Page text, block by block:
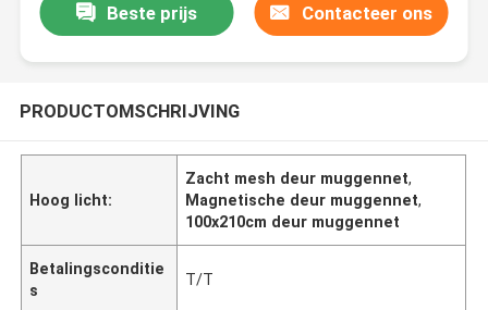
Beste prijs Contacteer ons
PRODUCTOMSCHRIJVING
Hoog licht:
Zacht mesh deur muggennet,
Magnetische deur muggennet,
100x210cm deur muggennet
Betalingsconditie
s
T/T